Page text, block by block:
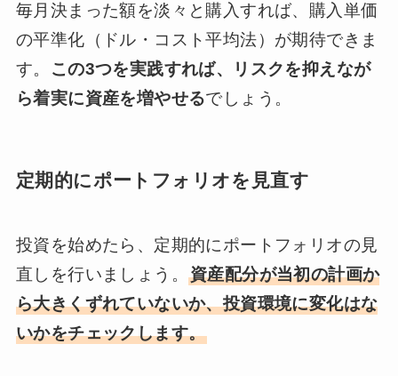
毎月決まった額を淡々と購入すれば、購入単価
の平準化（ドル・コスト平均法）が期待できま
す。
この3つを実践すれば、リスクを抑えなが
ら着実に資産を増やせるでしょう。
定期的にポートフォリオを見直す
投資を始めたら、定期的にポートフォリオの見
直しを行いましょう。 資産配分が当初の計画か
ら大きくずれていないか、投資環境に変化はな
いかをチェックします。